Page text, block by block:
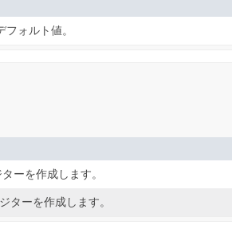
ォルト値。
ーを作成します。
ーを作成します。